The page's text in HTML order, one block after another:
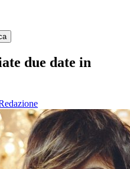
due date in